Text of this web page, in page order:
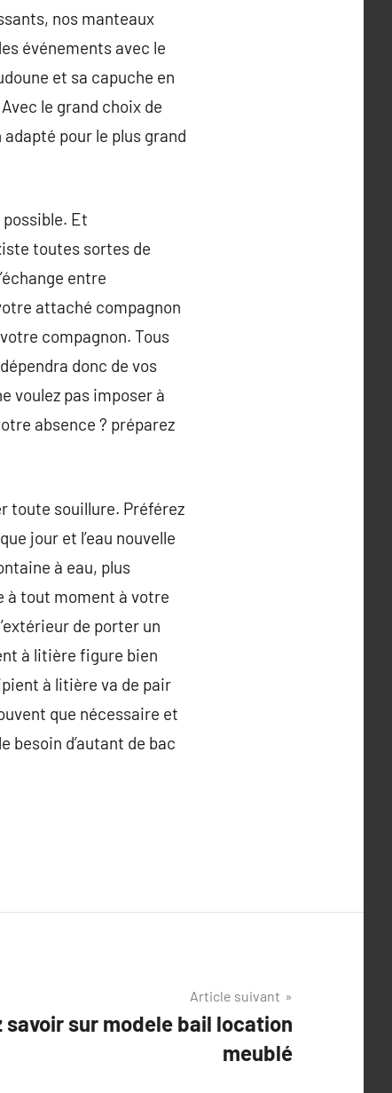
nos manteaux
événements avec le
et sa capuche en
le grand choix de
pour le plus grand
Et
toutes sortes de
entre
attaché compagnon
compagnon. Tous
donc de vos
voulez pas imposer à
absence ? préparez
toute souillure. Préférez
jour et l’eau nouvelle
à eau, plus
à tout moment à votre
de porter un
à litière figure bien
à litière va de pair
que nécessaire et
besoin d’autant de bac
Article suivant
savoir sur modele bail location
meublé